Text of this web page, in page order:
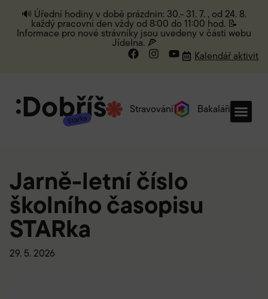
🔊 Úřední hodiny v době prázdnin: 30.- 31. 7. , od 24. 8.
každý pracovní den vždy od 8:00 do 11:00 hod. 📝
Informace pro nové strávníky jsou uvedeny v části webu
Jídelna. 🍕
Kalendář aktivit
Stravování Bakaláři
Jarně-letní číslo
školního časopisu
STARka
29. 5. 2026